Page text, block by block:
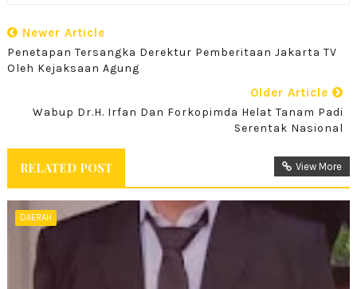
Newer Article
Penetapan Tersangka Derektur Pemberitaan Jakarta TV
Oleh Kejaksaan Agung
Older Article
Wabup Dr.H. Irfan Dan Forkopimda Helat Tanam Padi
Serentak Nasional
RELATED POST View More
DAERAH